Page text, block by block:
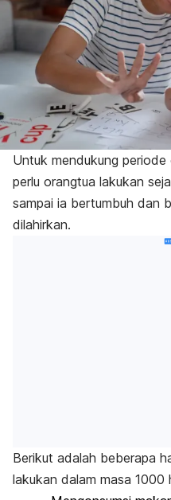
Untuk mendukung
perlu orangtua lakukan
sampai ia bertumbuh dan
dilahirkan.
Berikut adalah beberapa
lakukan dalam masa 1000